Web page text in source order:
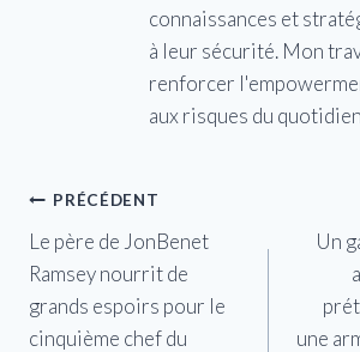
connaissances et
à leur sécurité. Mon
renforcer
aux risques du
Navigation
de
l’article
PRÉCÉDENT
Le père de JonBenet
Ramsey nourrit de
grands espoirs pour le
cinquième chef du
Un
une